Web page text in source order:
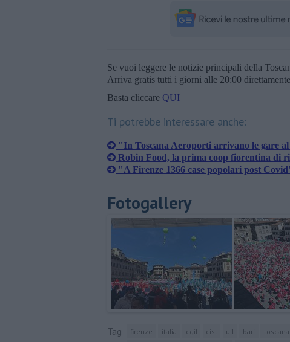
Se vuoi leggere le notizie principali della
Arriva gratis tutti i giorni alle 20:00
Basta cliccare QUI
Ti potrebbe interessare anche:
"In Toscana Aeroporti arrivano le gare
Robin Food, la prima coop fiorentina di
​"A Firenze 1366 case popolari post
Fotogallery
Tag firenze italia cgil cisl uil bari toscana